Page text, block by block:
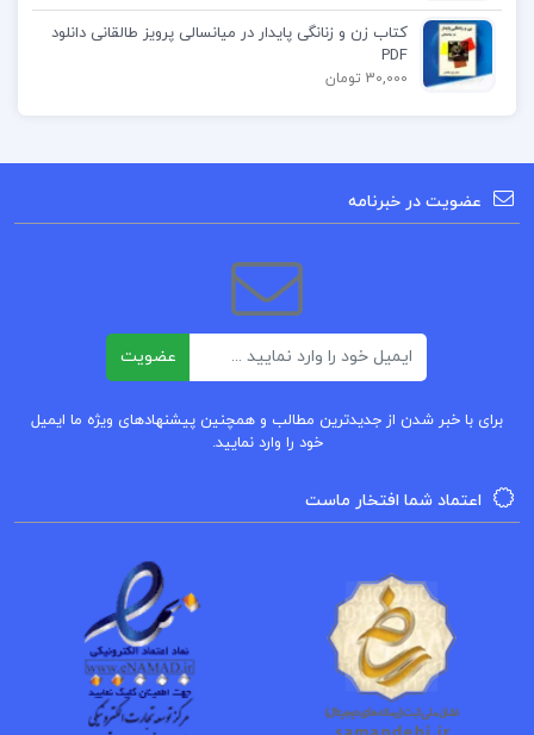
کتاب زن و زنانگی پایدار در میانسالی پرویز طالقانی دانلود
PDF
30,000 تومان
عضویت در خبرنامه
عضویت
برای با خبر شدن از جدیدترین مطالب و همچنین پیشنهادهای ویژه ما ایمیل
خود را وارد نمایید.
اعتماد شما افتخار ماست